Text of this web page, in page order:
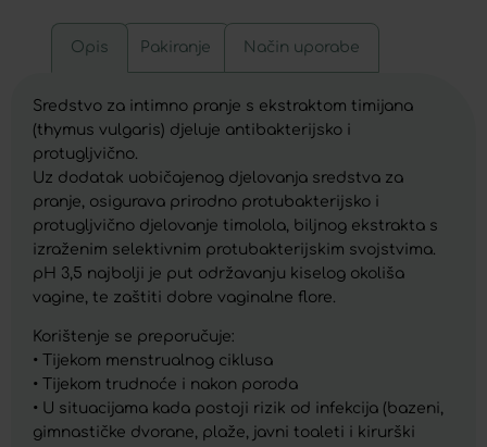
Opis Pakiranje Način uporabe
Sredstvo za intimno pranje s ekstraktom timijana
(thymus vulgaris) djeluje antibakterijsko i
protugljvično.
Uz dodatak uobičajenog djelovanja sredstva za
pranje, osigurava prirodno protubakterijsko i
protugljvično djelovanje timolola, biljnog ekstrakta s
izraženim selektivnim protubakterijskim svojstvima.
pH 3,5 najbolji je put održavanju kiselog okoliša
vagine, te zaštiti dobre vaginalne flore.
Korištenje se preporučuje:
• Tijekom menstrualnog ciklusa
• Tijekom trudnoće i nakon poroda
• U situacijama kada postoji rizik od infekcija (bazeni,
gimnastičke dvorane, plaže, javni toaleti i kirurški